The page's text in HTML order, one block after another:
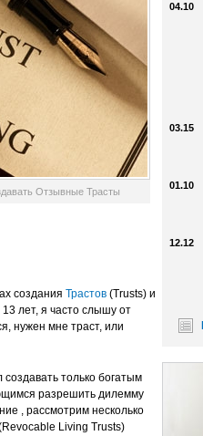
04.10
03.15
01.10
12.12
Отзывные Трасты
создания Трастов (Trusts) и
лет, я часто слышу от
нужен мне траст, или
только богатым
разрешить дилемму
, рассмотрим несколько
Living Trusts)